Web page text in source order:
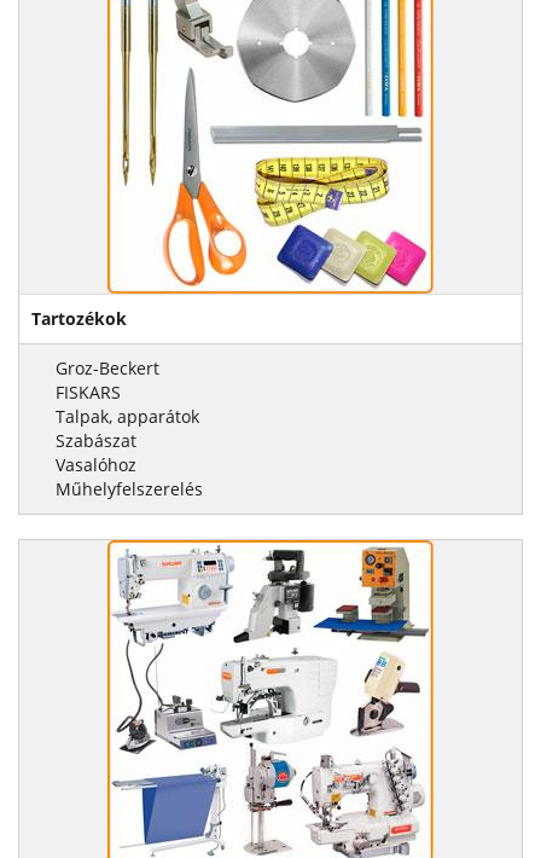
Tartozékok
Groz-Beckert
FISKARS
Talpak, apparátok
Szabászat
Vasalóhoz
Műhelyfelszerelés